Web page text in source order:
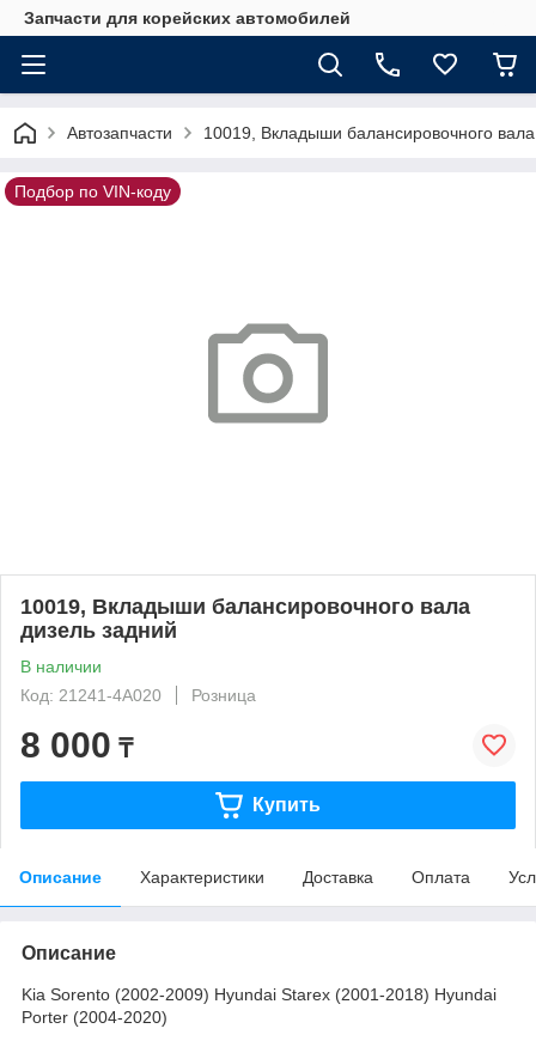
Запчасти для корейских автомобилей
Автозапчасти 10019, Вкладыши балансировочного
Подбор по VIN-коду
10019, Вкладыши балансировочного вала
дизель задний
В наличии
Код: 21241-4A020
Розница
8 000 ₸
Купить
Описание Характеристики Доставка Оплата
Описание
Kia Sorento (2002-2009) Hyundai Starex (2001-2018) Hyundai
Porter (2004-2020)